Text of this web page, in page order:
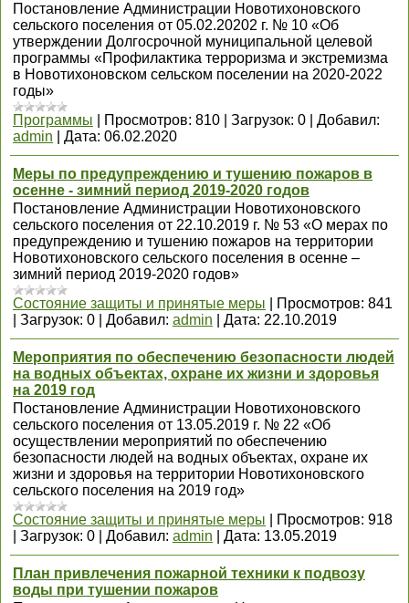
Постановление Администрации Новотихоновского
сельского поселения от 05.02.20202 г. № 10 «Об
утверждении Долгосрочной муниципальной целевой
программы «Профилактика терроризма и экстремизма
в Новотихоновском сельском поселении на 2020-2022
годы»
Программы
Просмотров: 810 Загрузок: 0
Добавил:
admin
Дата: 06.02.2020
Меры по предупреждению и тушению пожаров в
осенне - зимний период 2019-2020 годов
Постановление Администрации Новотихоновского
сельского поселения от 22.10.2019 г. № 53 «О мерах по
предупреждению и тушению пожаров на территории
Новотихоновского сельского поселения в осенне –
зимний период 2019-2020 годов»
Состояние защиты и принятые меры
Просмотров: 841
Загрузок: 0 Добавил: admin Дата: 22.10.2019
Мероприятия по обеспечению безопасности людей
на водных объектах, охране их жизни и здоровья
на 2019 год
Постановление Администрации Новотихоновского
сельского поселения от 13.05.2019 г. № 22 «Об
осуществлении мероприятий по обеспечению
безопасности людей на водных объектах, охране их
жизни и здоровья на территории Новотихоновского
сельского поселения на 2019 год»
Состояние защиты и принятые меры
Просмотров: 918
Загрузок: 0 Добавил: admin Дата: 13.05.2019
План привлечения пожарной техники к подвозу
воды при тушении пожаров